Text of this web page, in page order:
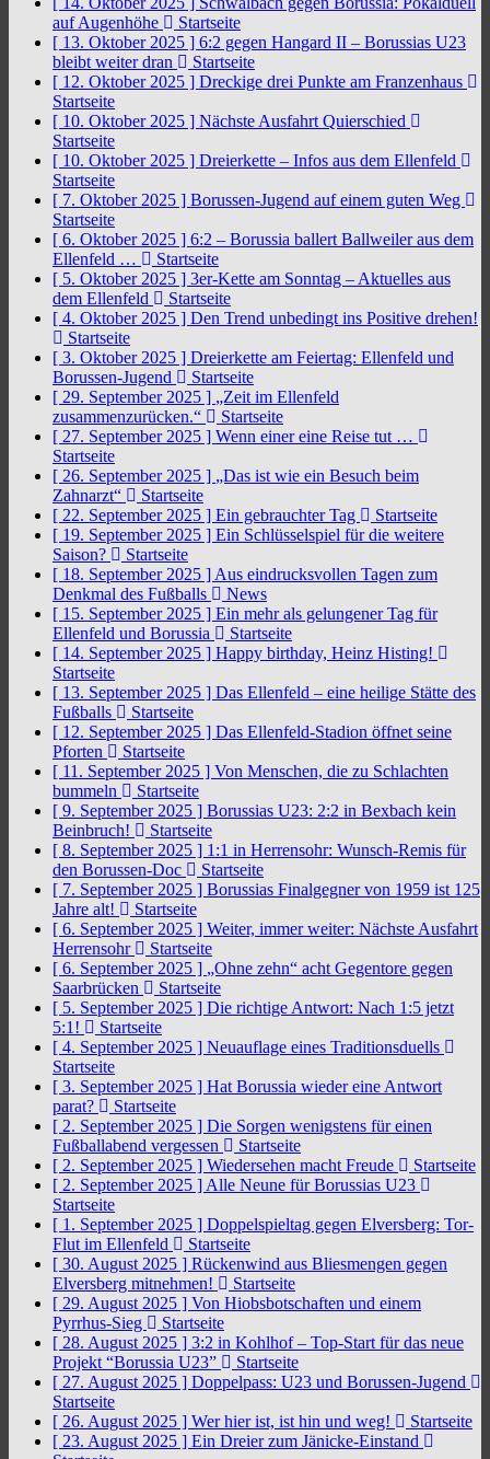
auf Augenhöhe
Startseite
[ 13. Oktober 2025 ] 6:2 gegen Hangard II – Borussias U23
bleibt weiter dran
Startseite
[ 12. Oktober 2025 ] Dreckige drei Punkte am Franzenhaus
Startseite
[ 10. Oktober 2025 ] Nächste Ausfahrt Quierschied
Startseite
[ 10. Oktober 2025 ] Dreierkette – Infos aus dem Ellenfeld
Startseite
[ 7. Oktober 2025 ] Borussen-Jugend auf einem guten Weg
Startseite
[ 6. Oktober 2025 ] 6:2 – Borussia ballert Ballweiler aus dem
Ellenfeld …
Startseite
[ 5. Oktober 2025 ] 3er-Kette am Sonntag – Aktuelles aus
dem Ellenfeld
Startseite
[ 4. Oktober 2025 ] Den Trend unbedingt ins Positive drehen!
Startseite
[ 3. Oktober 2025 ] Dreierkette am Feiertag: Ellenfeld und
Borussen-Jugend
Startseite
[ 29. September 2025 ] „Zeit im Ellenfeld
zusammenzurücken.“
Startseite
[ 27. September 2025 ] Wenn einer eine Reise tut …
Startseite
[ 26. September 2025 ] „Das ist wie ein Besuch beim
Zahnarzt“
Startseite
[ 22. September 2025 ] Ein gebrauchter Tag
Startseite
[ 19. September 2025 ] Ein Schlüsselspiel für die weitere
Saison?
Startseite
[ 18. September 2025 ] Aus eindrucksvollen Tagen zum
Denkmal des Fußballs
News
[ 15. September 2025 ] Ein mehr als gelungener Tag für
Ellenfeld und Borussia
Startseite
[ 14. September 2025 ] Happy birthday, Heinz Histing!
Startseite
[ 13. September 2025 ] Das Ellenfeld – eine heilige Stätte des
Fußballs
Startseite
[ 12. September 2025 ] Das Ellenfeld-Stadion öffnet seine
Pforten
Startseite
[ 11. September 2025 ] Von Menschen, die zu Schlachten
bummeln
Startseite
[ 9. September 2025 ] Borussias U23: 2:2 in Bexbach kein
Beinbruch!
Startseite
[ 8. September 2025 ] 1:1 in Herrensohr: Wunsch-Remis für
den Borussen-Doc
Startseite
[ 7. September 2025 ] Borussias Finalgegner von 1959 ist 125
Jahre alt!
Startseite
[ 6. September 2025 ] Weiter, immer weiter: Nächste Ausfahrt
Herrensohr
Startseite
[ 6. September 2025 ] „Ohne zehn“ acht Gegentore gegen
Saarbrücken
Startseite
[ 5. September 2025 ] Die richtige Antwort: Nach 1:5 jetzt
5:1!
Startseite
[ 4. September 2025 ] Neuauflage eines Traditionsduells
Startseite
[ 3. September 2025 ] Hat Borussia wieder eine Antwort
parat?
Startseite
[ 2. September 2025 ] Die Sorgen wenigstens für einen
Fußballabend vergessen
Startseite
[ 2. September 2025 ] Wiedersehen macht Freude
Startseite
[ 2. September 2025 ] Alle Neune für Borussias U23
Startseite
[ 1. September 2025 ] Doppelspieltag gegen Elversberg: Tor-
Flut im Ellenfeld
Startseite
[ 30. August 2025 ] Rückenwind aus Bliesmengen gegen
Elversberg mitnehmen!
Startseite
[ 29. August 2025 ] Von Hiobsbotschaften und einem
Pyrrhus-Sieg
Startseite
[ 28. August 2025 ] 3:2 in Kohlhof – Top-Start für das neue
Projekt “Borussia U23”
Startseite
[ 27. August 2025 ] Doppelpass: U23 und Borussen-Jugend
Startseite
[ 26. August 2025 ] Wer hier ist, ist hin und weg!
Startseite
[ 23. August 2025 ] Ein Dreier zum Jänicke-Einstand